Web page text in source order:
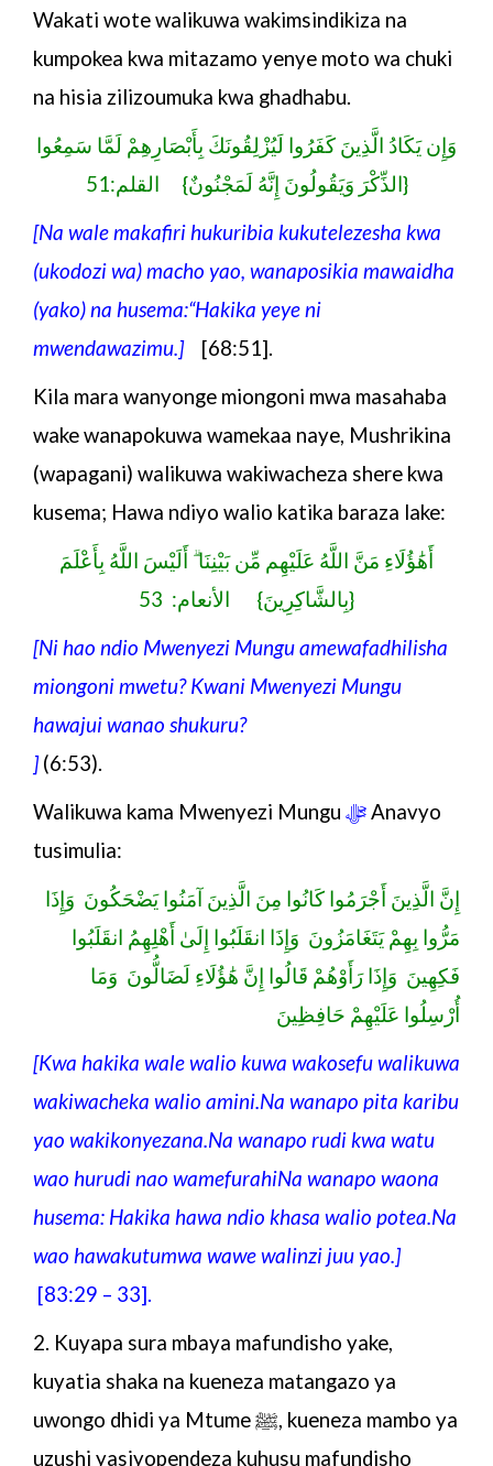
Wakati wote walikuwa wakimsindikiza na
kumpokea kwa mitazamo yenye moto wa chuki
na hisia zilizoumuka kwa ghadhabu.
وَإِن يَكَادُ الَّذِينَ كَفَرُوا لَيُزْلِقُونَكَ بِأَبْصَارِهِمْ لَمَّا سَمِعُوا
الذِّكْرَ وَيَقُولُونَ إِنَّهُ لَمَجْنُونٌ} القلم:51}
[Na wale makafiri hukuribia kukutelezesha kwa
(ukodoziwa) macho yao, wanaposikia mawaidha
(yako) na husema:“Hakika yeye ni
mwendawazimu.][68:51].
Kila mara wanyonge miongoni mwa masahaba
wakewanapokuwa wamekaa naye, Mushrikina
(wapagani) walikuwa wakiwacheza shere kwa
kusema; Hawa ndiyo walio katika baraza lake:
أَهَٰؤُلَاءِ مَنَّ اللَّهُ عَلَيْهِم مِّن بَيْنِنَا ۗ أَلَيْسَ اللَّهُ بِأَعْلَمَ
بِالشَّاكِرِينَ} الأنعام: 53}
[Ni hao ndio Mwenyezi Mungu amewafadhilisha
miongoni mwetu? Kwani Mwenyezi Mungu
hawajui wanao shukuru?
] (6:53).
Walikuwa kama Mwenyezi Mungu ﷻAnavyo
tusimulia:
إِنَّ الَّذِينَ أَجْرَمُوا كَانُوا مِنَ الَّذِينَ آمَنُوا يَضْحَكُونَ وَإِذَا
مَرُّوا بِهِمْ يَتَغَامَزُونَ وَإِذَا انقَلَبُوا إِلَىٰ أَهْلِهِمُ انقَلَبُوا
فَكِهِينَ وَإِذَا رَأَوْهُمْ قَالُوا إِنَّ هَٰؤُلَاءِ لَضَالُّونَ وَمَا
أُرْسِلُوا عَلَيْهِمْ حَافِظِينَ
[Kwa hakika wale walio kuwa wakosefu walikuwa
wakiwacheka walio amini.Na wanapo pita karibu
yao wakikonyezana.Na wanapo rudi kwa watu
wao hurudi nao wamefurahiNa wanapo waona
husema: Hakika hawa ndio khasa walio potea.Na
wao hawakutumwa wawe walinzi juu yao.]
[83:29 – 33].
2. Kuyapa sura mbaya mafundisho yake,
kuyatia shaka na kueneza matangazo ya
uwongo dhidi ya Mtumeﷺ, kueneza mambo ya
uzushi yasiyopendeza kuhusu mafundisho